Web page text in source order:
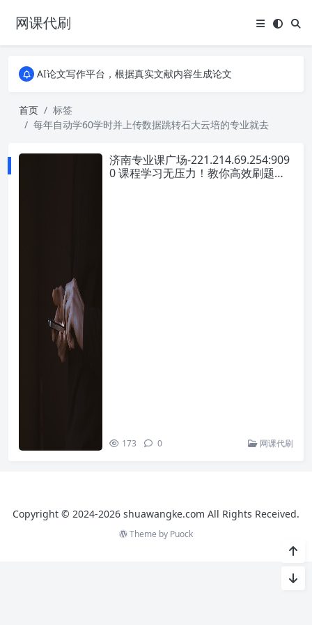
网课代刷
AI论文写作平台，根据真实文献内容生成论文
AI论文写作平台，根据真实文献内容生成论文
首页
标签
每年自动学60学时并上传数据跳转石大云培的专业就去
济南专业课广场-221.214.69.254:909
0 课程学习无压力！教你高效刷题技
173 0 网课代刷
Copyright © 2024-2026 shuawangke.com All Rights Received.
Theme by Puock